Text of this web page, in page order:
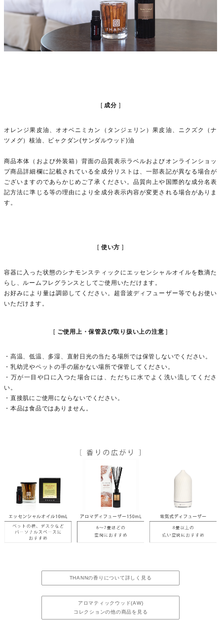
成分
オレンジ果皮油、オオベニミカン（タンジェリン）果皮油、ニクズク（ナ
ツメグ）核油、ビャクダン(サンダルウッド)油
商品本体（および外装箱）背面の品質表示ラベルおよびオンラインショッ
プ商品詳細欄に記載されている全成分リストは、一部表記が異なる場合が
ございますのであらかじめご了承ください。品質向上や国際的な成分名表
記方法に準じる等の理由により全成分表示内容が変更される場合がありま
す。
使い方
容器に入った状態のシナモンスティックにエッセンシャルオイルを数滴た
らし、ルームフレグランスとしてご使用いただけます。
お好みにより量は調節してください。超音波ディフューザー等でもお使い
いただけます。
ご使用上・保管及び取り扱い上の注意
・高温、低温、多湿、直射日光の当たる場所では保管しないでください。
・乳幼児やペットの手の届かない場所で保管してください。
・万が一目や口に入つた場合には、ただちに水でよく洗い流してくださ
い。
・直接肌にご使用にならないでください。
・本品は食品ではありません。
THANNの香りについて詳しく見る
アロマティックウッド(AW)
コレクションの他の商品を見る